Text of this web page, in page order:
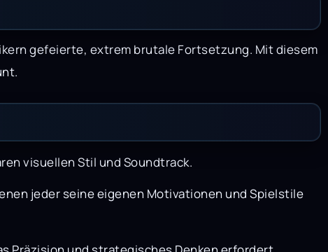
gefeierte, extrem brutale Fortsetzung. Mit diesem
visuellen Stil und Soundtrack.
jeder seine eigenen Motivationen und Spielstile